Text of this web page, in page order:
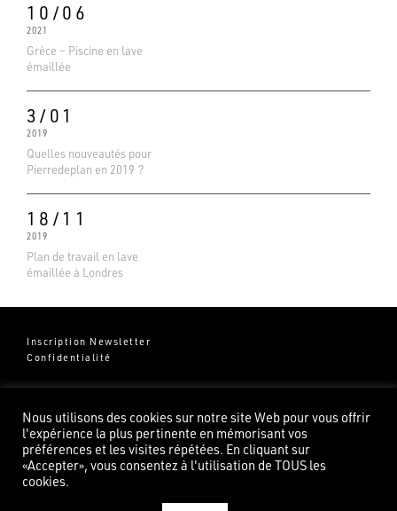
10/06
2021
Grèce – Piscine en lave
émaillée
3/01
2019
Quelles nouveautés pour
Pierredeplan en 2019 ?
18/11
2019
Plan de travail en lave
émaillée à Londres
Inscription Newsletter
Confidentialité
Groupe Pierredeplan
82100 Castelsarrasin
Basé sur 138 avis
Nous utilisons des cookies sur notre site Web pour vous offrir
l'expérience la plus pertinente en mémorisant vos
préférences et les visites répétées. En cliquant sur
«Accepter», vous consentez à l'utilisation de TOUS les
cookies.